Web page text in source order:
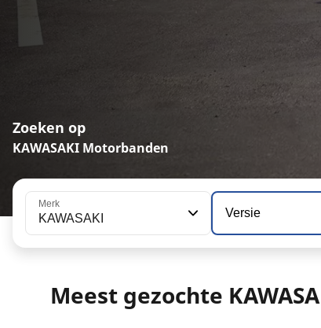
Zoeken op
KAWASAKI Motorbanden
Merk
KAWASAKI Versie
Meest gezochte